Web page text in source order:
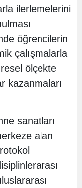
ilerlemelerini
öğrencilerin
çalışmalarla
ölçekte
kazanmaları
sanatları
alan